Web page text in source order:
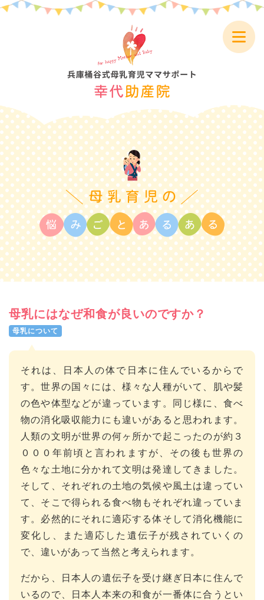
母乳にはなぜ和食が良いのですか？
母乳について
それは、日本人の体で日本に住んでいるからで
す。世界の国々には、様々な人種がいて、肌や髪
の色や体型などが違っています。同じ様に、食べ
物の消化吸収能力にも違いがあると思われます。
人類の文明が世界の何ヶ所かで起こったのが約３
０００年前頃と言われますが、その後も世界の
色々な土地に分かれて文明は発達してきました。
そして、それぞれの土地の気候や風土は違ってい
て、そこで得られる食べ物もそれぞれ違っていま
す。必然的にそれに適応する体そして消化機能に
変化し、また適応した遺伝子が残されていくの
で、違いがあって当然と考えられます。
だから、日本人の遺伝子を受け継ぎ日本に住んで
いるので、日本人本来の和食が一番体に合うとい